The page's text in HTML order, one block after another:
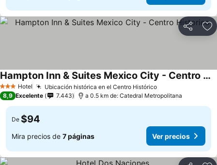
Compartir
3 Estrellas
Hotel Ubicación histórica en el Centro Histórico
Hampton Inn & Suites Mexico City - Centro Historico
8,9 Excelente 7.443 a 0.5 km de: Catedral Metropolitana
De $94
Mira precios de 7 páginas Ver precios